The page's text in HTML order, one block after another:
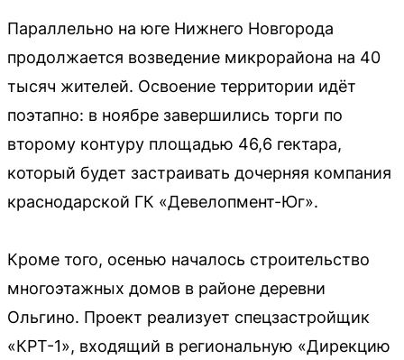
Параллельно на юге Нижнего Новгорода
продолжается возведение микрорайона на 40
тысяч жителей. Освоение территории идёт
поэтапно: в ноябре завершились торги по
второму контуру площадью 46,6 гектара,
который будет застраивать дочерняя компания
краснодарской ГК «Девелопмент-Юг».
Кроме того, осенью началось строительство
многоэтажных домов в районе деревни
Ольгино. Проект реализует спецзастройщик
«КРТ-1», входящий в региональную «Дирекцию